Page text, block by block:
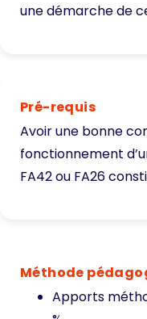
une démarche de
Pré-requis
Avoir une bonne
fonctionnement
FA42 ou FA26
Méthode
Apports